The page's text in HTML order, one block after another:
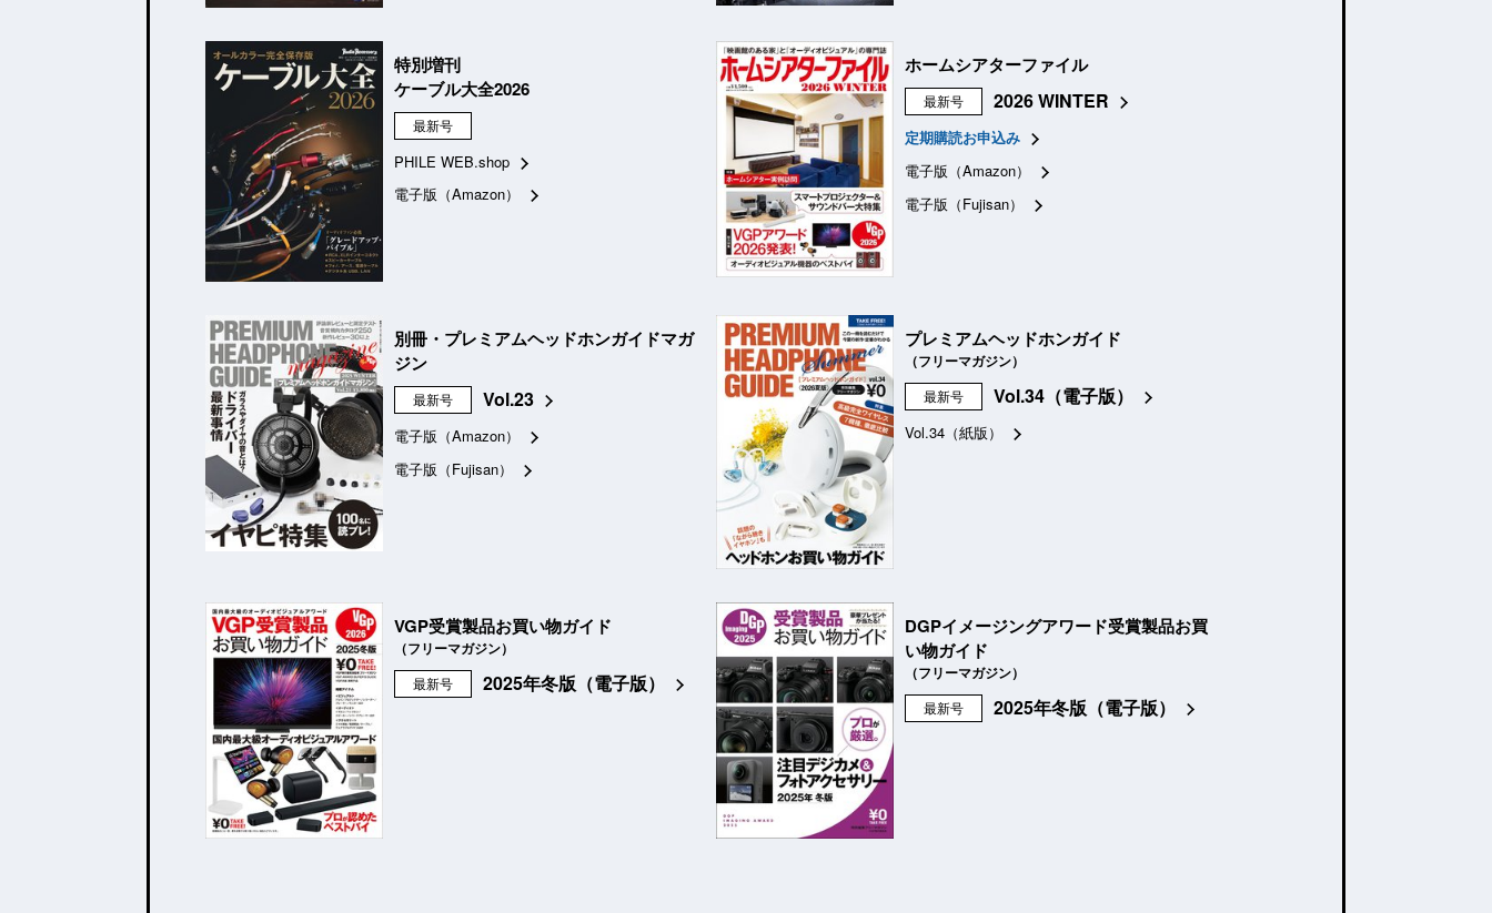
特別増刊
ケーブル大全2026
最新号
PHILE WEB.shop
電子版（Amazon）
ホームシアターファイル
最新号 2026 WINTER
定期購読お申込み
電子版（Amazon）
電子版（Fujisan）
別冊・プレミアムヘッドホンガイドマガ
ジン
最新号 Vol.23
電子版（Amazon）
電子版（Fujisan）
プレミアムヘッドホンガイド
（フリーマガジン）
最新号 Vol.34（電子版）
Vol.34（紙版）
VGP受賞製品お買い物ガイド
（フリーマガジン）
最新号 2025年冬版（電子版）
DGPイメージングアワード受賞製品お買
い物ガイド
（フリーマガジン）
最新号 2025年冬版（電子版）